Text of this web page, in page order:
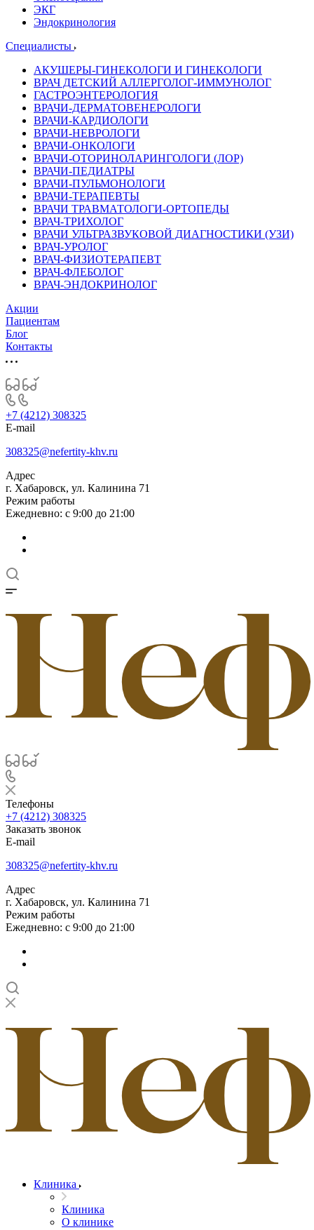
ЭКГ
Эндокринология
Специалисты
АКУШЕРЫ-ГИНЕКОЛОГИ И ГИНЕКОЛОГИ
ВРАЧ ДЕТСКИЙ АЛЛЕРГОЛОГ-ИММУНОЛОГ
ГАСТРОЭНТЕРОЛОГИЯ
ВРАЧИ-ДЕРМАТОВЕНЕРОЛОГИ
ВРАЧИ-КАРДИОЛОГИ
ВРАЧИ-НЕВРОЛОГИ
ВРАЧИ-ОНКОЛОГИ
ВРАЧИ-ОТОРИНОЛАРИНГОЛОГИ (ЛОР)
ВРАЧИ-ПЕДИАТРЫ
ВРАЧИ-ПУЛЬМОНОЛОГИ
ВРАЧИ-ТЕРАПЕВТЫ
ВРАЧИ ТРАВМАТОЛОГИ-ОРТОПЕДЫ
ВРАЧ-ТРИХОЛОГ
ВРАЧИ УЛЬТРАЗВУКОВОЙ ДИАГНОСТИКИ (УЗИ)
ВРАЧ-УРОЛОГ
ВРАЧ-ФИЗИОТЕРАПЕВТ
ВРАЧ-ФЛЕБОЛОГ
ВРАЧ-ЭНДОКРИНОЛОГ
Акции
Пациентам
Блог
Контакты
+7 (4212) 308325
E-mail
308325@nefertity-khv.ru
Адрес
г. Хабаровск, ул. Калинина 71
Режим работы
Ежедневно: с 9:00 до 21:00
Телефоны
+7 (4212) 308325
Заказать звонок
E-mail
308325@nefertity-khv.ru
Адрес
г. Хабаровск, ул. Калинина 71
Режим работы
Ежедневно: с 9:00 до 21:00
Клиника
Клиника
О клинике